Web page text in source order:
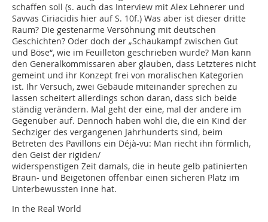
schaffen soll (s. auch das Interview mit Alex Lehnerer und
Savvas Ciriacidis hier auf S. 10f.) Was aber ist dieser dritte
Raum? Die gestenarme Versöhnung mit deutschen
Geschichten? Oder doch der „Schaukampf zwischen Gut
und Böse“, wie im Feuilleton geschrieben wurde? Man kann
den Generalkommissaren aber glauben, dass Letzteres nicht
gemeint und ihr Konzept frei von moralischen Kategorien
ist. Ihr Versuch, zwei Gebäude miteinander sprechen zu
lassen scheitert allerdings schon daran, dass sich beide
ständig verändern. Mal geht der eine, mal der andere im
Gegenüber auf. Dennoch haben wohl die, die ein Kind der
Sechziger des vergangenen Jahrhunderts sind, beim
Betreten des Pavillons ein Déjà-vu: Man riecht ihn förmlich,
den Geist der rigiden/
widerspenstigen Zeit damals, die in heute gelb patinierten
Braun- und Beigetönen offenbar einen sicheren Platz im
Unterbewussten inne hat.
In the Real World